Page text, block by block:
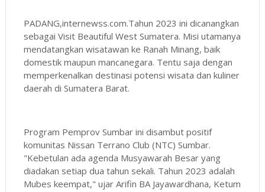
PADANG,internewss.com.Tahun 2023 ini dicanangkan
sebagai Visit Beautiful West Sumatera. Misi utamanya
mendatangkan wisatawan ke Ranah Minang, baik
domestik maupun mancanegara. Tentu saja dengan
memperkenalkan destinasi potensi wisata dan kuliner
daerah di Sumatera Barat.
Program Pemprov Sumbar ini disambut positif
komunitas Nissan Terrano Club (NTC) Sumbar.
"Kebetulan ada agenda Musyawarah Besar yang
diadakan setiap dua tahun sekali. Tahun 2023 adalah
Mubes keempat," ujar Arifin BA Jayawardhana, Ketum